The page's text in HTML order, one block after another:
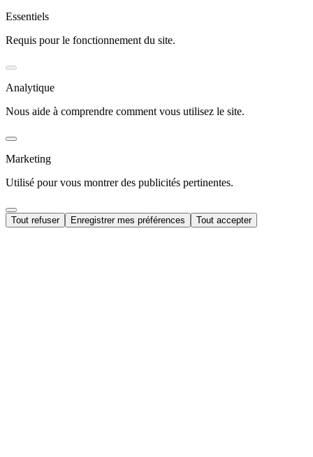
Essentiels
Requis pour le fonctionnement du site.
Analytique
Nous aide à comprendre comment vous utilisez le site.
Marketing
Utilisé pour vous montrer des publicités pertinentes.
Tout refuser Enregistrer mes préférences Tout accepter